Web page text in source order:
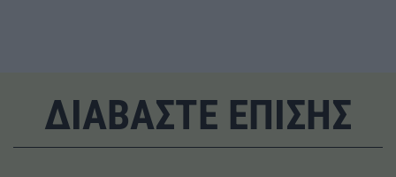
ΔΙΑΒΑΣΤΕ ΕΠΙΣΗΣ